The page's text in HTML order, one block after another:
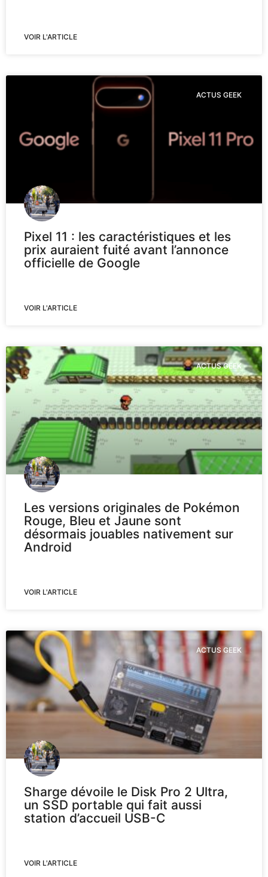
VOIR L'ARTICLE
ACTUS GEEK
Pixel 11 : les caractéristiques et les
prix auraient fuité avant l’annonce
officielle de Google
VOIR L'ARTICLE
ACTUS GEEK
Les versions originales de Pokémon
Rouge, Bleu et Jaune sont
désormais jouables nativement sur
Android
VOIR L'ARTICLE
ACTUS GEEK
Sharge dévoile le Disk Pro 2 Ultra,
un SSD portable qui fait aussi
station d’accueil USB-C
VOIR L'ARTICLE